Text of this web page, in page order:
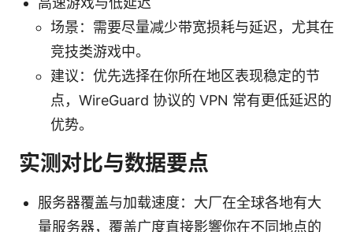
场景：需要尽量减少带宽损耗与延迟，尤其在
竞技类游戏中。
建议：优先选择在你所在地区表现稳定的节
点，WireGuard 协议的 VPN 常有更低延迟的
优势。
实测对比与数据要点
服务器覆盖与加载速度：大厂在全球各地有大
量服务器，覆盖广度直接影響你在不同地点的